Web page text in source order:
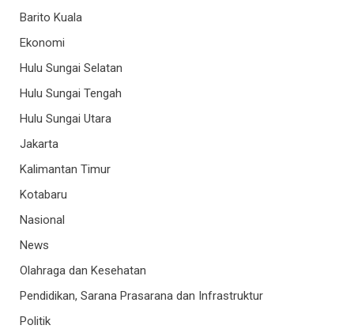
Barito Kuala
Ekonomi
Hulu Sungai Selatan
Hulu Sungai Tengah
Hulu Sungai Utara
Jakarta
Kalimantan Timur
Kotabaru
Nasional
News
Olahraga dan Kesehatan
Pendidikan, Sarana Prasarana dan Infrastruktur
Politik